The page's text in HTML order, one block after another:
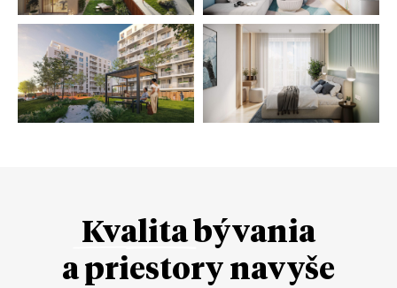
Kvalitabývania
a priestory navyše